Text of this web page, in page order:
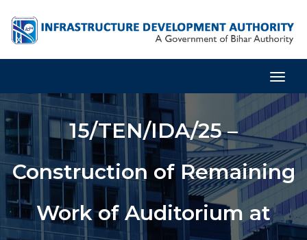
15/TEN/IDA/25 –
Construction of Remaining
Work of Auditorium at